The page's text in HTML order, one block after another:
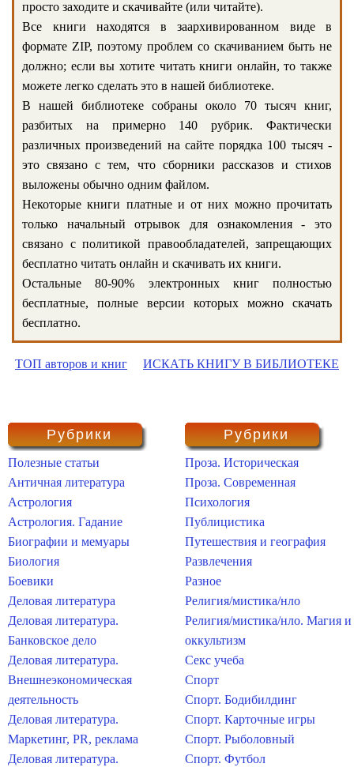
просто заходите и скачивайте (или читайте).
Все книги находятся в заархивированном виде в
формате ZIP, поэтому проблем со скачиванием быть не
должно; если вы хотите читать книги онлайн, то также
можете легко сделать это в нашей библиотеке.
В нашей библиотеке собраны около 70 тысяч книг,
разбитых на примерно 140 рубрик. Фактически
различных произведений на сайте порядка 100 тысяч -
это связано с тем, что сборники рассказов и стихов
выложены обычно одним файлом.
Некоторые книги платные и от них можно прочитать
только начальный отрывок для ознакомления - это
связано с политикой правообладателей, запрещающих
бесплатно читать онлайн и скачивать их книги.
Остальные 80-90% электронных книг полностью
бесплатные, полные версии которых можно скачать
бесплатно.
ТОП авторов и книг ИСКАТЬ КНИГУ В БИБЛИОТЕКЕ
Рубрики
Полезные статьи
Античная литература
Астрология
Астрология. Гадание
Биографии и мемуары
Биология
Боевики
Деловая литература
Деловая литература.
Банковское дело
Деловая литература.
Внешнеэкономическая
деятельность
Деловая литература.
Маркетинг, PR, реклама
Деловая литература.
Рубрики
Проза. Историческая
Проза. Современная
Психология
Публицистика
Путешествия и география
Развлечения
Разное
Религия/мистика/нло
Религия/мистика/нло. Магия и
оккультизм
Секс учеба
Спорт
Спорт. Бодибилдинг
Спорт. Карточные игры
Спорт. Рыболовный
Спорт. Футбол